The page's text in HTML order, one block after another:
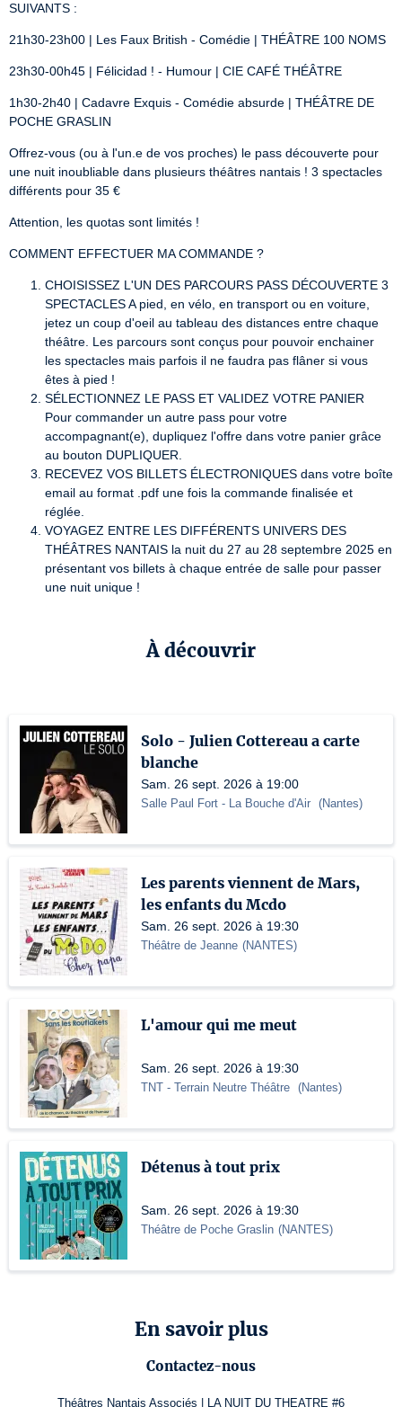
SUIVANTS :
21h30-23h00 | Les Faux British - Comédie | THÉÂTRE 100 NOMS
23h30-00h45 | Félicidad ! - Humour | CIE CAFÉ THÉÂTRE
1h30-2h40 | Cadavre Exquis - Comédie absurde | THÉÂTRE DE
POCHE GRASLIN
Offrez-vous (ou à l'un.e de vos proches) le pass découverte pour
une nuit inoubliable dans plusieurs théâtres nantais ! 3 spectacles
différents pour 35 €
Attention, les quotas sont limités !
COMMENT EFFECTUER MA COMMANDE ?
CHOISISSEZ L'UN DES PARCOURS PASS DÉCOUVERTE 3
SPECTACLES A pied, en vélo, en transport ou en voiture,
jetez un coup d'oeil au tableau des distances entre chaque
théâtre. Les parcours sont conçus pour pouvoir enchainer
les spectacles mais parfois il ne faudra pas flâner si vous
êtes à pied !
SÉLECTIONNEZ LE PASS ET VALIDEZ VOTRE PANIER
Pour commander un autre pass pour votre
accompagnant(e), dupliquez l'offre dans votre panier grâce
au bouton DUPLIQUER.
RECEVEZ VOS BILLETS ÉLECTRONIQUES dans votre boîte
email au format .pdf une fois la commande finalisée et
réglée.
VOYAGEZ ENTRE LES DIFFÉRENTS UNIVERS DES
THÉÂTRES NANTAIS la nuit du 27 au 28 septembre 2025 en
présentant vos billets à chaque entrée de salle pour passer
une nuit unique !
À découvrir
Solo - Julien Cottereau a carte
blanche
Sam. 26 sept. 2026 à 19:00
Salle Paul Fort - La Bouche d'Air (Nantes)
Les parents viennent de Mars,
les enfants du Mcdo
Sam. 26 sept. 2026 à 19:30
Théâtre de Jeanne (NANTES)
L'amour qui me meut
Sam. 26 sept. 2026 à 19:30
TNT - Terrain Neutre Théâtre (Nantes)
Détenus à tout prix
Sam. 26 sept. 2026 à 19:30
Théâtre de Poche Graslin (NANTES)
En savoir plus
Contactez-nous
Théâtres Nantais Associés | LA NUIT DU THEATRE #6